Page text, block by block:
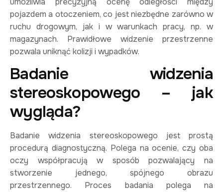
pojazdem a otoczeniem, co jest niezbędne zarówno w
ruchu drogowym, jak i w warunkach pracy, np. w
magazynach. Prawidłowe widzenie przestrzenne
pozwala uniknąć kolizji i wypadków.
Badanie widzenia
stereoskopowego – jak
wygląda?
Badanie widzenia stereoskopowego jest prostą
procedurą diagnostyczną. Polega na ocenie, czy oba
oczy współpracują w sposób pozwalający na
stworzenie jednego, spójnego obrazu
przestrzennego. Proces badania polega na